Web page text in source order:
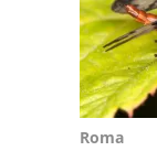
Roma